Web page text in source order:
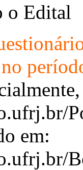
o Edital
em: